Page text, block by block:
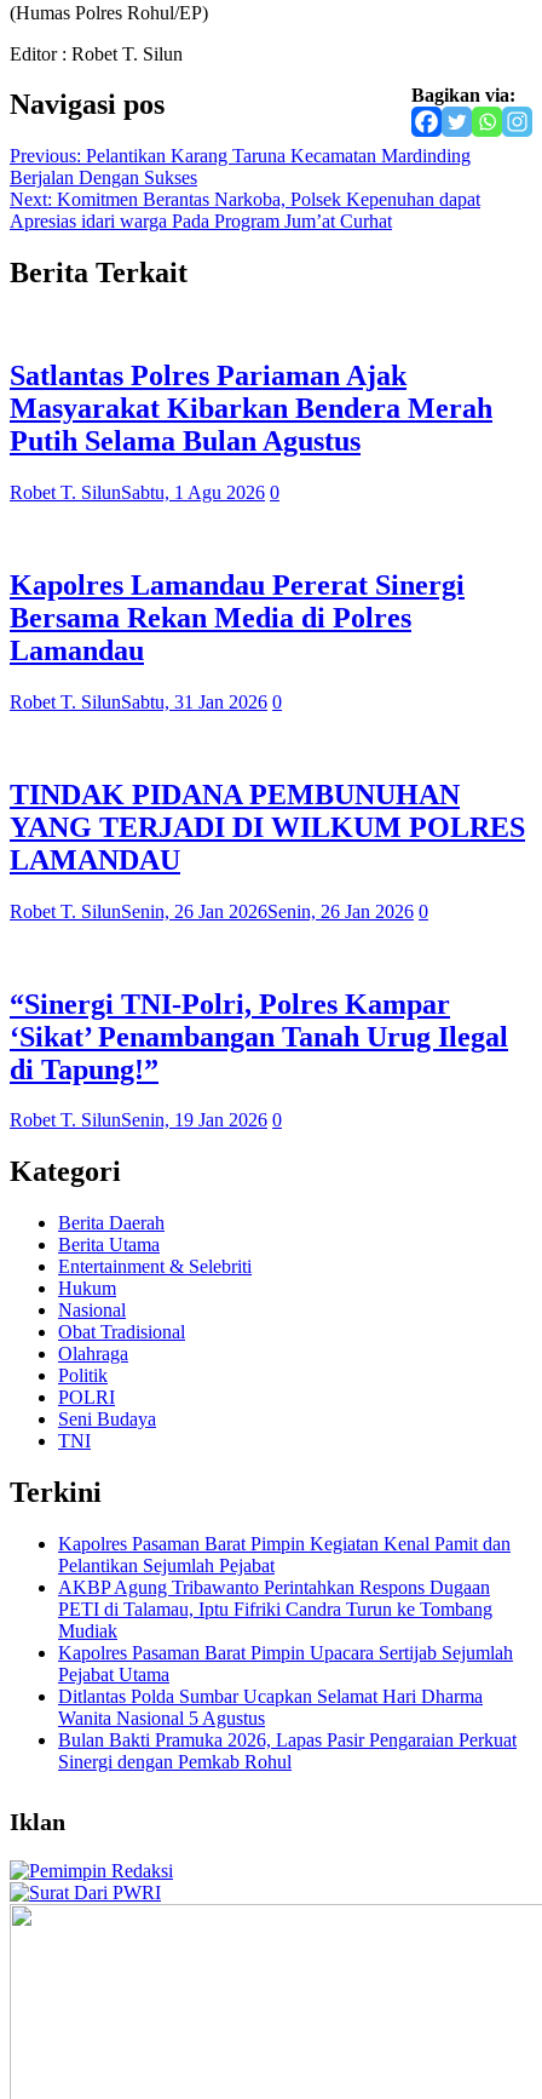
(Humas Polres Rohul/EP)
Editor : Robet T. Silun
Bagikan via:
Navigasi pos
Previous: Pelantikan Karang Taruna Kecamatan Mardinding
Berjalan Dengan Sukses
Next: Komitmen Berantas Narkoba, Polsek Kepenuhan dapat
Apresias idari warga Pada Program Jum’at Curhat
Berita Terkait
Satlantas Polres Pariaman Ajak
Masyarakat Kibarkan Bendera Merah
Putih Selama Bulan Agustus
Robet T. SilunSabtu, 1 Agu 2026 0
Kapolres Lamandau Pererat Sinergi
Bersama Rekan Media di Polres
Lamandau
Robet T. SilunSabtu, 31 Jan 2026 0
TINDAK PIDANA PEMBUNUHAN
YANG TERJADI DI WILKUM POLRES
LAMANDAU
Robet T. SilunSenin, 26 Jan 2026Senin, 26 Jan 2026 0
“Sinergi TNI-Polri, Polres Kampar
‘Sikat’ Penambangan Tanah Urug Ilegal
di Tapung!”
Robet T. SilunSenin, 19 Jan 2026 0
Kategori
Berita Daerah
Berita Utama
Entertainment & Selebriti
Hukum
Nasional
Obat Tradisional
Olahraga
Politik
POLRI
Seni Budaya
TNI
Terkini
Kapolres Pasaman Barat Pimpin Kegiatan Kenal Pamit dan
Pelantikan Sejumlah Pejabat
AKBP Agung Tribawanto Perintahkan Respons Dugaan
PETI di Talamau, Iptu Fifriki Candra Turun ke Tombang
Mudiak
Kapolres Pasaman Barat Pimpin Upacara Sertijab Sejumlah
Pejabat Utama
Ditlantas Polda Sumbar Ucapkan Selamat Hari Dharma
Wanita Nasional 5 Agustus
Bulan Bakti Pramuka 2026, Lapas Pasir Pengaraian Perkuat
Sinergi dengan Pemkab Rohul
Iklan